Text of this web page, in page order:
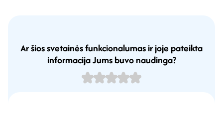
Ar šios svetainės funkcionalumas ir joje pateikta
informacija Jums buvo naudinga?